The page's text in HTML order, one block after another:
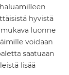
hyvistä
luonne
voidaan
saatuaan
lisää